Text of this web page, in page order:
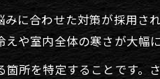
に合わせた対策が採用さ
や室内全体の寒さが大幅
所を特定することです。